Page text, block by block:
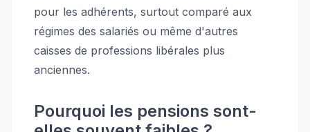
pour les adhérents, surtout comparé aux
régimes des salariés ou même d'autres
caisses de professions libérales plus
anciennes.
Pourquoi les pensions sont-